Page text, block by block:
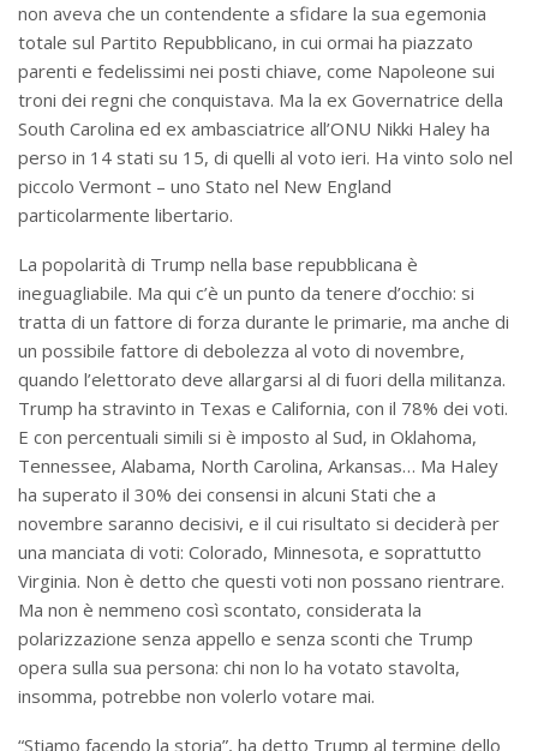
non aveva che un contendente a sfidare la sua egemonia
totale sul Partito Repubblicano, in cui ormai ha piazzato
parenti e fedelissimi nei posti chiave, come Napoleone sui
troni dei regni che conquistava. Ma la ex Governatrice della
South Carolina ed ex ambasciatrice all’ONU Nikki Haley ha
perso in 14 stati su 15, di quelli al voto ieri. Ha vinto solo nel
piccolo Vermont – uno Stato nel New England
particolarmente libertario.
La popolarità di Trump nella base repubblicana è
ineguagliabile. Ma qui c’è un punto da tenere d’occhio: si
tratta di un fattore di forza durante le primarie, ma anche di
un possibile fattore di debolezza al voto di novembre,
quando l’elettorato deve allargarsi al di fuori della militanza.
Trump ha stravinto in Texas e California, con il 78% dei voti.
E con percentuali simili si è imposto al Sud, in Oklahoma,
Tennessee, Alabama, North Carolina, Arkansas… Ma Haley
ha superato il 30% dei consensi in alcuni Stati che a
novembre saranno decisivi, e il cui risultato si deciderà per
una manciata di voti: Colorado, Minnesota, e soprattutto
Virginia. Non è detto che questi voti non possano rientrare.
Ma non è nemmeno così scontato, considerata la
polarizzazione senza appello e senza sconti che Trump
opera sulla sua persona: chi non lo ha votato stavolta,
insomma, potrebbe non volerlo votare mai.
“Stiamo facendo la storia”, ha detto Trump al termine dello